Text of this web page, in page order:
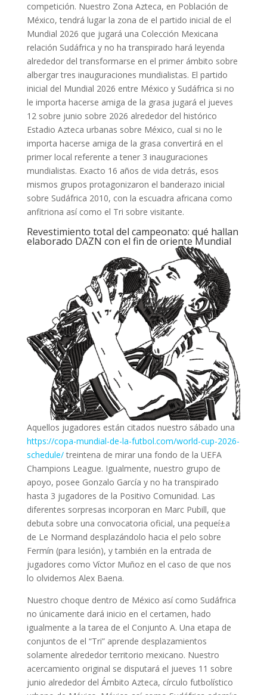
competición. Nuestro Zona Azteca, en Población de
México, tendrá lugar la zona de el partido inicial de el
Mundial 2026 que jugará una Colección Mexicana
relación Sudáfrica y no ha transpirado hará leyenda
alrededor del transformarse en el primer ámbito sobre
albergar tres inauguraciones mundialistas. El partido
inicial del Mundial 2026 entre México y Sudáfrica si no
le importa hacerse amiga de la grasa jugará el jueves
12 sobre junio sobre 2026 alrededor del histórico
Estadio Azteca urbanas sobre México, cual si no le
importa hacerse amiga de la grasa convertirá en el
primer local referente a tener 3 inauguraciones
mundialistas. Exacto 16 años de vida detrás, esos
mismos grupos protagonizaron el banderazo inicial
sobre Sudáfrica 2010, con la escuadra africana como
anfitriona así­ como el Tri sobre visitante.
Revestimiento total del campeonato: qué hallan
elaborado DAZN con el fin de oriente Mundial
Aquellos jugadores están citados nuestro sábado una
https://copa-mundial-de-la-futbol.com/world-cup-2026-
schedule/treintena de mirar una fondo de la UEFA
Champions League. Igualmente, nuestro grupo de
apoyo, posee Gonzalo García y no ha transpirado
hasta 3 jugadores de la Positivo Comunidad. Las
diferentes sorpresas incorporan en Marc Pubill, que
debuta sobre una convocatoria oficial, una pequeí±a
de Le Normand desplazándolo hacia el pelo sobre
Fermín (para lesión), y también en la entrada de
jugadores como Víctor Muñoz en el caso de que nos
lo olvidemos Alex Baena.
Nuestro choque dentro de México así­ como Sudáfrica
no únicamente dará inicio en el certamen, hado
igualmente a la tarea de el Conjunto A. Una etapa de
conjuntos de el “Tri” aprende desplazamientos
solamente alrededor territorio mexicano. Nuestro
acercamiento original se disputará el jueves 11 sobre
junio alrededor del Ámbito Azteca, círculo futbolístico